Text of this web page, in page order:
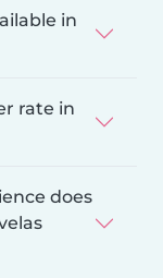
in
rate in
does